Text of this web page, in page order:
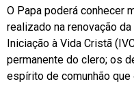
O Papa poderá conhecer
realizado na renovação
Iniciação à Vida Cristã
permanente do clero; os
espírito de comunhão